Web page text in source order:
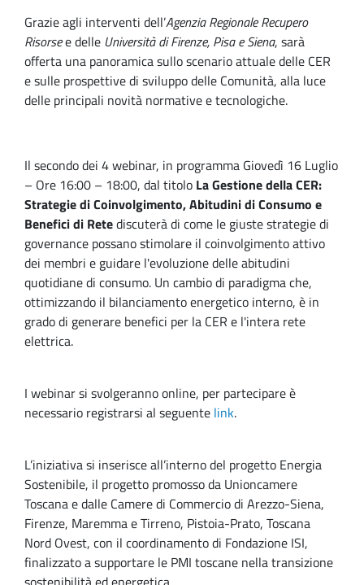
Grazie agli interventi dell’Agenzia Regionale Recupero
Risorsee delle Università di Firenze, Pisa e Siena, sarà
offerta una panoramica sullo scenario attuale delle CER
e sulle prospettive di sviluppo delle Comunità, alla luce
delle principali novità normative e tecnologiche.
Il secondo dei 4 webinar, in programma Giovedì 16 Luglio
– Ore 16:00 – 18:00, dal titolo La Gestione della CER:
Strategie di Coinvolgimento, Abitudini di Consumo e
Benefici di Retediscuterà di come le giuste strategie di
governance possano stimolare il coinvolgimento attivo
dei membri e guidare l'evoluzione delle abitudini
quotidiane di consumo. Un cambio di paradigma che,
ottimizzando il bilanciamento energetico interno, è in
grado di generare benefici per la CER e l'intera rete
elettrica.
I webinar si svolgeranno online, per partecipare è
necessario registrarsi al seguente link.
L’iniziativa si inserisce all’interno del progetto Energia
Sostenibile, il progetto promosso da Unioncamere
Toscana e dalle Camere di Commercio di Arezzo-Siena,
Firenze, Maremma e Tirreno, Pistoia-Prato, Toscana
Nord Ovest, con il coordinamento di Fondazione ISI,
finalizzato a supportare le PMI toscane nella transizione